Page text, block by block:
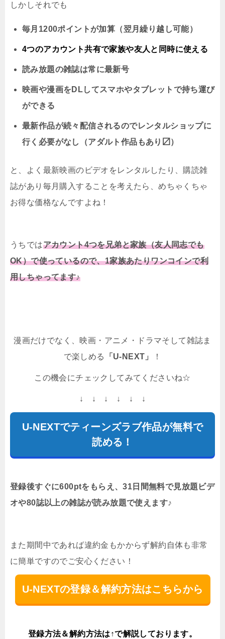
しかしそれでも
毎月1200ポイントが加算（翌月繰り越し可能）
4つのアカウント共有で家族や友人と同時に使える
読み放題の雑誌は常に最新号
映画や漫画をDLしてスマホやタブレットで持ち運び
ができる
最新作品が続々配信されるのでレンタルショップに
行く必要がなし（アダルト作品もあり〼）
と、よく最新映画のビデオをレンタルしたり、購読雑
誌があり毎月購入することを考えたら、めちゃくちゃ
お得な価格なんですよね！
うちではアカウント4つを兄弟と家族（友人同志でも
OK）で使っているので、1家族あたりワンコインで利
用しちゃってます♪
漫画だけでなく、映画・アニメ・ドラマそして雑誌ま
で楽しめる
「U-NEXT」 ！
この機会にチェックしてみてくださいね☆
↓ ↓ ↓ ↓ ↓ ↓
U-NEXTでティーンズラブ作品が無料で
読める！
登録後すぐに600ptをもらえ、31日間無料で見放題ビデ
オや80誌以上の雑誌が読み放題で使えます♪
また期間中であれば違約金もかからず解約自体も非常
に簡単ですのでご安心ください！
U-NEXTの登録＆解約方法はこちらから
登録方法＆解約方法は↑で解説しております。